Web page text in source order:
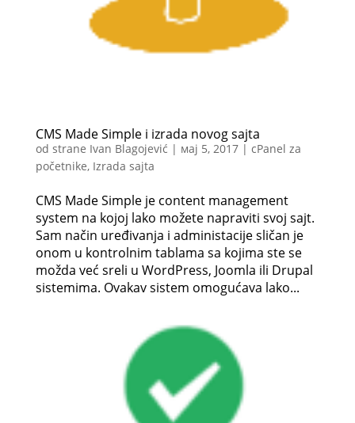
CMS Made Simple i izrada novog sajta
od strane Ivan Blagojević | мај 5, 2017| cPanel za
početnike, Izrada sajta
CMS Made Simple je content management
system na kojoj lako možete napraviti svoj sajt.
Sam način uređivanja i administacije sličan je
onom u kontrolnim tablama sa kojima ste se
možda već sreli u WordPress, Joomla ili Drupal
sistemima. Ovakav sistem omogućava lako...